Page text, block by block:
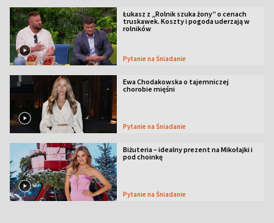
Łukasz z „Rolnik szuka żony” o cenach
truskawek. Koszty i pogoda uderzają w
rolników
Pytanie na Śniadanie
Ewa Chodakowska o tajemniczej
chorobie mięśni
Pytanie na Śniadanie
Biżuteria – idealny prezent na Mikołajki i
pod choinkę
Pytanie na Śniadanie